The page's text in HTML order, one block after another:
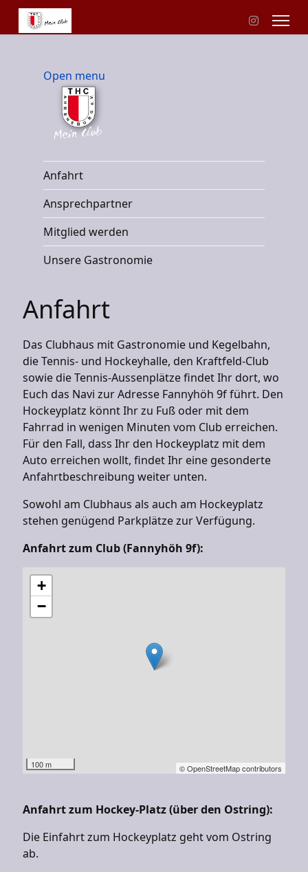
Open menu
Anfahrt
Ansprechpartner
Mitglied werden
Unsere Gastronomie
Anfahrt
Das Clubhaus mit Gastronomie und Kegelbahn,
die Tennis- und Hockeyhalle, den Kraftfeld-Club
sowie die Tennis-Aussenplätze findet Ihr dort, wo
Euch das Navi zur Adresse Fannyhöh 9f führt. Den
Hockeyplatz könnt Ihr zu Fuß oder mit dem
Fahrrad in wenigen Minuten vom Club erreichen.
Für den Fall, dass Ihr den Hockeyplatz mit dem
Auto erreichen wollt, findet Ihr eine gesonderte
Anfahrtbeschreibung weiter unten.
Sowohl am Clubhaus als auch am Hockeyplatz
stehen genügend Parkplätze zur Verfügung.
Anfahrt zum Club (Fannyhöh 9f):
+
−
100 m © OpenStreetMap contributors
Anfahrt zum Hockey-Platz (über den Ostring):
Die Einfahrt zum Hockeyplatz geht vom Ostring
ab.